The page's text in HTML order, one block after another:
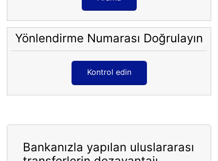
Yönlendirme Numarası Doğrulayın
Kontrol edin
Bankanızla yapılan uluslararası